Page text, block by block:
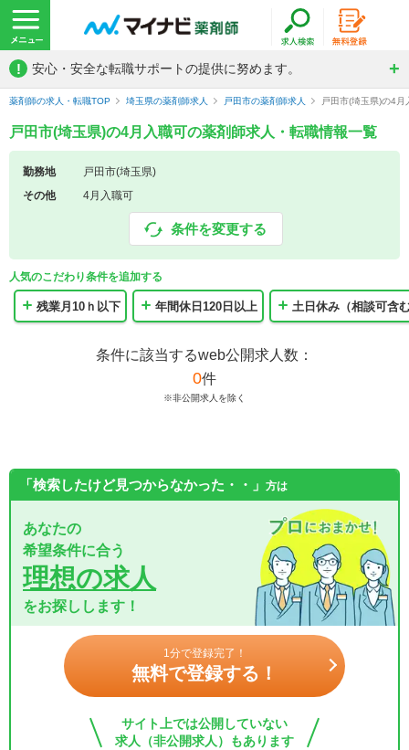
! 安心・安全な転職サポートの提供に努めます。
薬剤師の求人・転職TOP 埼玉県の薬剤師求人 戸田市の薬剤師求人 戸田市(埼玉県)の4
戸田市(埼玉県)の4月入職可の薬剤師求人・転職情報一覧
勤務地
戸田市(埼玉県)
その他
4月入職可
条件を変更する
人気のこだわり条件を追加する
残業月10ｈ以下 年間休日120日以上 土日休み（相談可含
条件に該当するweb公開求人数：
0件
※非公開求人を除く
「検索したけど見つからなかった・・」 方は
あなたの
希望条件に合う
理想の求人
をお探しします！
1分で登録完了！
無料で登録する！
サイト上では公開していない
求人（非公開求人）もあります